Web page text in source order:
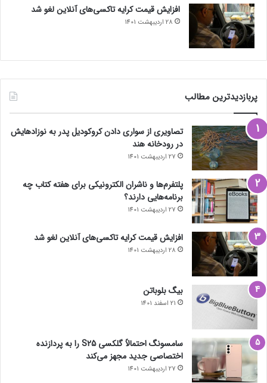
افزایش قیمت کرایه تاکسی‌های آنلاین لغو شد
28 اردیبهشت 1401
پربازدیدترین مطالب
تصاویری از سواری دادن کروکودیل پدر به نوزادهایش
در رودخانه هند
27 اردیبهشت 1401
پلتفرم‌ها و ناشران الکترونیکی برای هفته کتاب چه
برنامه‌هایی دارند؟
27 اردیبهشت 1401
افزایش قیمت کرایه تاکسی‌های آنلاین لغو شد
28 اردیبهشت 1401
بیگ بلوباتن
21 اسفند 1401
سامسونگ احتمالاً گلکسی S25 را به پردازنده
اختصاصی جدید مجهز می‌کند
27 اردیبهشت 1401